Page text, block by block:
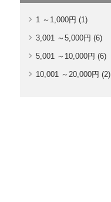
1 ～1,000円 (1)
3,001 ～5,000円 (6)
5,001 ～10,000円 (6)
10,001 ～20,000円 (2)